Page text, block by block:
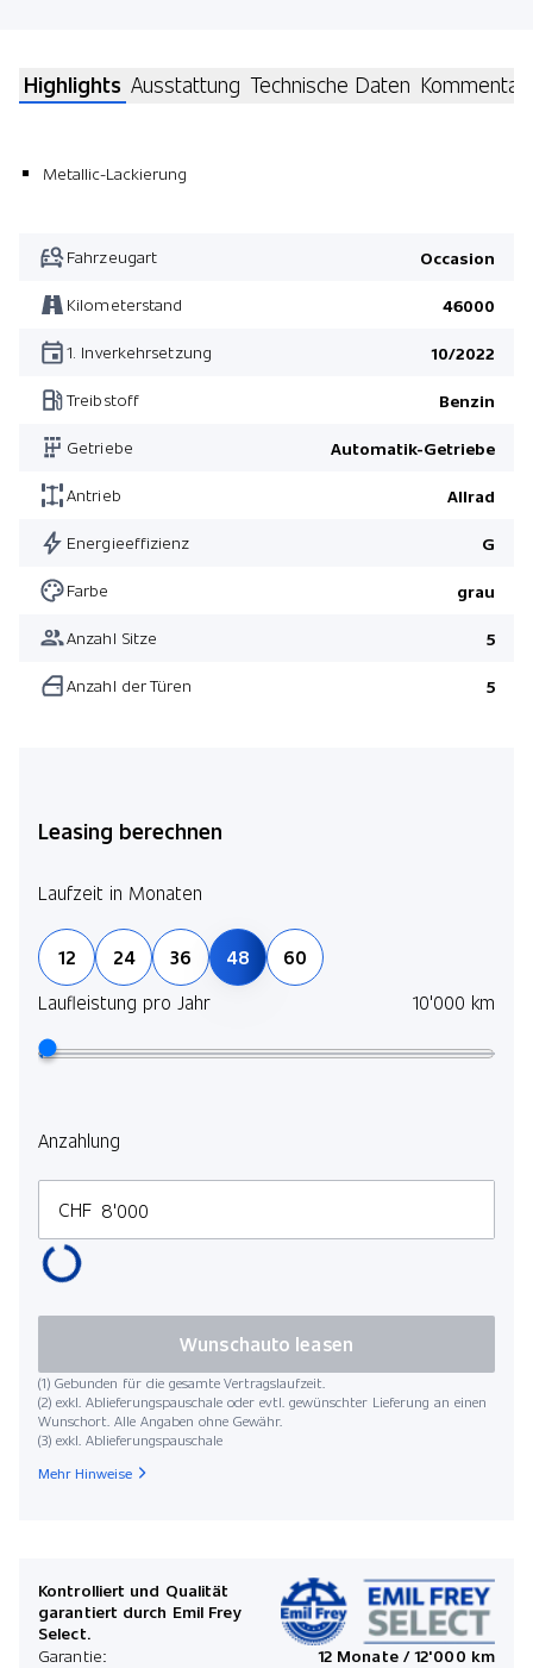
Highlights Ausstattung Technische Daten Kommentar
Metallic-Lackierung
Fahrzeugart Occasion
Kilometerstand 46000
1. Inverkehrsetzung 10/2022
Treibstoff Benzin
Getriebe Automatik-Getriebe
Antrieb Allrad
Energieeffizienz G
Farbe grau
Anzahl Sitze 5
Anzahl der Türen 5
Leasing berechnen
Laufzeit in Monaten
12 24 36 48
60
Laufleistung pro Jahr
10'000 km
Anzahlung
CHF
(1) Gebunden für die gesamte Vertragslaufzeit.
(2) exkl. Ablieferungspauschale oder evtl. gewünschter Lieferung an einen
Wunschort. Alle Angaben ohne Gewähr.
(3) exkl. Ablieferungspauschale
Wunschauto leasen
Mehr Hinweise
Kontrolliert und Qualität
garantiert durch Emil Frey
Select.
Garantie:
12 Monate / 12'000 km